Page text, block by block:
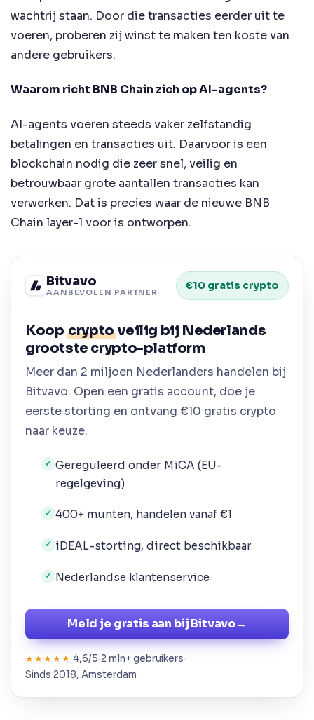
wachtrij staan. Door die transacties eerder uit te
voeren, proberen zij winst te maken ten koste van
andere gebruikers.
Waarom richt BNB Chain zich op AI-agents?
AI-agents voeren steeds vaker zelfstandig
betalingen en transacties uit. Daarvoor is een
blockchain nodig die zeer snel, veilig en
betrouwbaar grote aantallen transacties kan
verwerken. Dat is precies waar de nieuwe BNB
Chain layer-1 voor is ontworpen.
Bitvavo
AANBEVOLEN PARTNER
€10 gratis crypto
Koopcryptoveilig bij Nederlands
grootste crypto-platform
Meer dan 2 miljoen Nederlanders handelen bij
Bitvavo. Open een gratis account, doe je
eerste storting en ontvang €10 gratis crypto
naar keuze.
✓ Gereguleerd onder MiCA (EU-
regelgeving)
✓ 400+ munten, handelen vanaf €1
✓ iDEAL-storting, direct beschikbaar
✓ Nederlandse klantenservice
Meld je gratis aan bij Bitvavo→
★★★★★ 4,6/5 2 mln+ gebruikers
Sinds 2018, Amsterdam